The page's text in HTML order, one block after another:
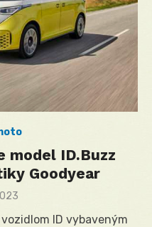
model ID.Buzz
Goodyear
ID vybaveným